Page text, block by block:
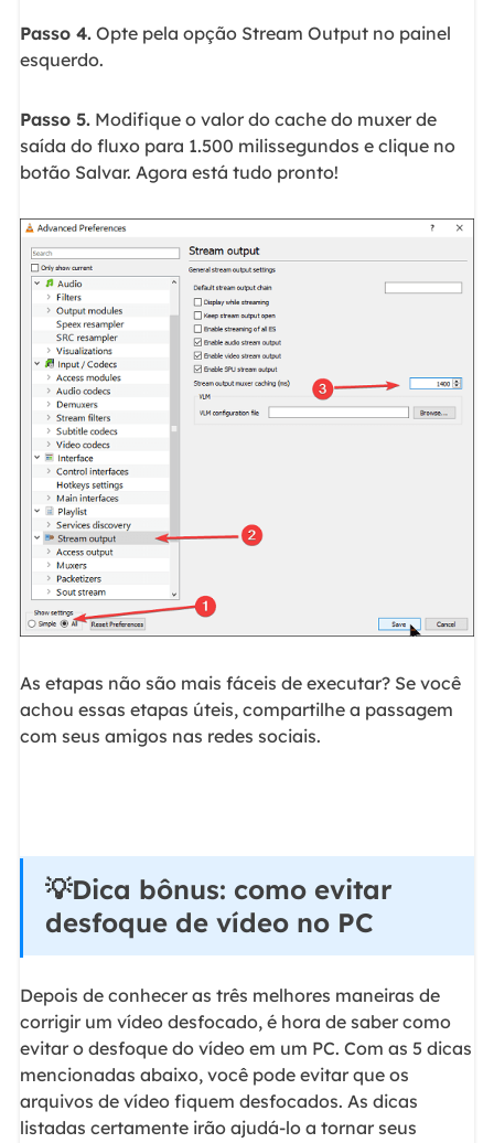
Passo 4.Opte pela opção Stream Output no painel
esquerdo.
Passo 5.Modifique o valor do cache do muxer de
saída do fluxo para 1.500 milissegundos e clique no
botão Salvar. Agora está tudo pronto!
As etapas não são mais fáceis de executar? Se você
achou essas etapas úteis, compartilhe a passagem
com seus amigos nas redes sociais.
💡Dica bônus: como evitar
desfoque de vídeo no PC
Depois de conhecer as três melhores maneiras de
corrigir um vídeo desfocado, é hora de saber como
evitar o desfoque do vídeo em um PC. Com as 5 dicas
mencionadas abaixo, você pode evitar que os
arquivos de vídeo fiquem desfocados. As dicas
listadas certamente irão ajudá-lo a tornar seus